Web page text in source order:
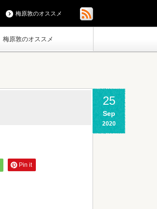
梅原敦のオススメ
梅原敦のオススメ
25
Sep
2020
Pin it